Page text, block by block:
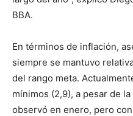
BBA.
En términos de inflación,
siempre se mantuvo
del rango meta.
mínimos (2,9), a pesar de
observó en enero, pero